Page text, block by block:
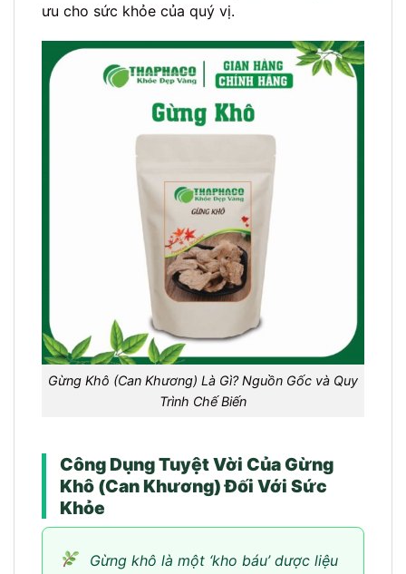
ưu cho sức khỏe của quý vị.
Gừng Khô (Can Khương) Là Gì? Nguồn Gốc và Quy
Trình Chế Biến
Công Dụng Tuyệt Vời Của Gừng
Khô (Can Khương) Đối Với Sức
Khỏe
Gừng khô là một ‘kho báu’ dược liệu